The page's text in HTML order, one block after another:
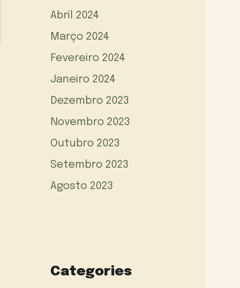
Abril 2024
Março 2024
Fevereiro 2024
Janeiro 2024
Dezembro 2023
Novembro 2023
Outubro 2023
Setembro 2023
Agosto 2023
Categories